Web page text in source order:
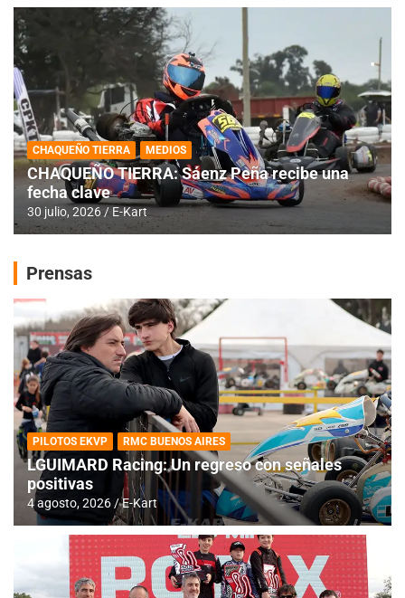
CHAQUEÑO TIERRA MEDIOS
CHAQUEÑO TIERRA: Sáenz Peña recibe una
fecha clave
30 julio, 2026 E-Kart
Prensas
PILOTOS EKVP RMC BUENOS AIRES
LGUIMARD Racing: Un regreso con señales
positivas
4 agosto, 2026 E-Kart